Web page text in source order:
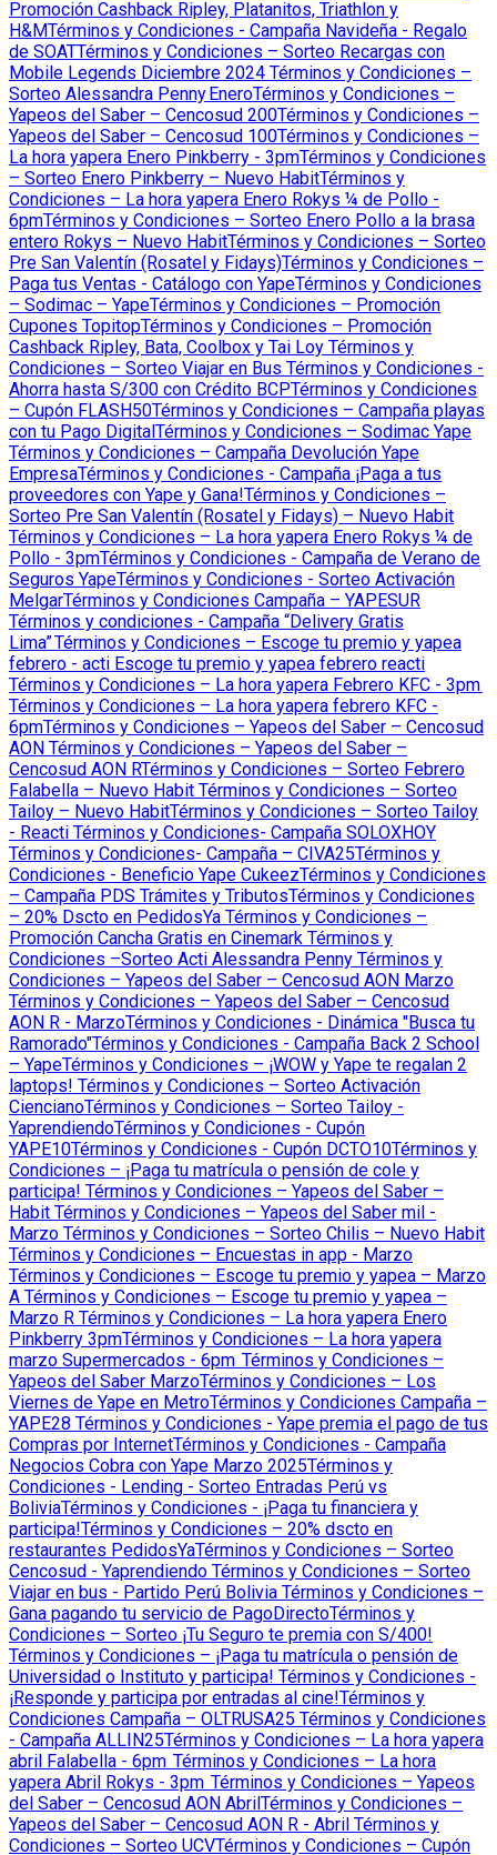
Promoción Cashback Ripley, Platanitos, Triathlon y
H&MTérminos y Condiciones - Campaña Navideña - Regalo
de SOATTérminos y Condiciones – Sorteo Recargas con
Mobile Legends Diciembre 2024 Términos y Condiciones –
Sorteo Alessandra Penny EneroTérminos y Condiciones –
Yapeos del Saber – Cencosud 200Términos y Condiciones –
Yapeos del Saber – Cencosud 100Términos y Condiciones –
La hora yapera Enero Pinkberry - 3pmTérminos y Condiciones
– Sorteo Enero Pinkberry – Nuevo HabitTérminos y
Condiciones – La hora yapera Enero Rokys ¼ de Pollo -
6pmTérminos y Condiciones – Sorteo Enero Pollo a la brasa
entero Rokys – Nuevo HabitTérminos y Condiciones – Sorteo
Pre San Valentín (Rosatel y Fidays)Términos y Condiciones –
Paga tus Ventas - Catálogo con YapeTérminos y Condiciones
– Sodimac – YapeTérminos y Condiciones – Promoción
Cupones TopitopTérminos y Condiciones – Promoción
Cashback Ripley, Bata, Coolbox y Tai Loy Términos y
Condiciones – Sorteo Viajar en Bus Términos y Condiciones -
Ahorra hasta S/300 con Crédito BCPTérminos y Condiciones
– Cupón FLASH50Términos y Condiciones – Campaña playas
con tu Pago DigitalTérminos y Condiciones – Sodimac Yape
Términos y Condiciones – Campaña Devolución Yape
EmpresaTérminos y Condiciones - Campaña ¡Paga a tus
proveedores con Yape y Gana!Términos y Condiciones –
Sorteo Pre San Valentín (Rosatel y Fidays) – Nuevo Habit
Términos y Condiciones – La hora yapera Enero Rokys ¼ de
Pollo - 3pmTérminos y Condiciones - Campaña de Verano de
Seguros YapeTérminos y Condiciones - Sorteo Activación
MelgarTérminos y Condiciones Campaña – YAPESUR
Términos y condiciones - Campaña “Delivery Gratis
Lima”Términos y Condiciones – Escoge tu premio y yapea
febrero - acti Escoge tu premio y yapea febrero reacti
Términos y Condiciones – La hora yapera Febrero KFC - 3pm
Términos y Condiciones – La hora yapera febrero KFC -
6pmTérminos y Condiciones – Yapeos del Saber – Cencosud
AON Términos y Condiciones – Yapeos del Saber –
Cencosud AON RTérminos y Condiciones – Sorteo Febrero
Falabella – Nuevo Habit Términos y Condiciones – Sorteo
Tailoy – Nuevo HabitTérminos y Condiciones – Sorteo Tailoy
- Reacti Términos y Condiciones- Campaña SOLOXHOY
Términos y Condiciones- Campaña – CIVA25Términos y
Condiciones - Beneficio Yape CukeezTérminos y Condiciones
– Campaña PDS Trámites y TributosTérminos y Condiciones
– 20% Dscto en PedidosYa Términos y Condiciones –
Promoción Cancha Gratis en Cinemark Términos y
Condiciones –Sorteo Acti Alessandra Penny Términos y
Condiciones – Yapeos del Saber – Cencosud AON Marzo
Términos y Condiciones – Yapeos del Saber – Cencosud
AON R - MarzoTérminos y Condiciones - Dinámica "Busca tu
Ramorado"Términos y Condiciones - Campaña Back 2 School
– YapeTérminos y Condiciones – ¡WOW y Yape te regalan 2
laptops! Términos y Condiciones – Sorteo Activación
CiencianoTérminos y Condiciones – Sorteo Tailoy -
YaprendiendoTérminos y Condiciones - Cupón
YAPE10Términos y Condiciones - Cupón DCTO10Términos y
Condiciones – ¡Paga tu matrícula o pensión de cole y
participa! Términos y Condiciones – Yapeos del Saber –
Habit Términos y Condiciones – Yapeos del Saber mil -
Marzo Términos y Condiciones – Sorteo Chilis – Nuevo Habit
Términos y Condiciones – Encuestas in app - Marzo
Términos y Condiciones – Escoge tu premio y yapea – Marzo
A Términos y Condiciones – Escoge tu premio y yapea –
Marzo R Términos y Condiciones – La hora yapera Enero
Pinkberry 3pmTérminos y Condiciones – La hora yapera
marzo Supermercados - 6pm Términos y Condiciones –
Yapeos del Saber MarzoTérminos y Condiciones – Los
Viernes de Yape en MetroTérminos y Condiciones Campaña –
YAPE28 Términos y Condiciones - Yape premia el pago de tus
Compras por InternetTérminos y Condiciones - Campaña
Negocios Cobra con Yape Marzo 2025Términos y
Condiciones - Lending - Sorteo Entradas Perú vs
BoliviaTérminos y Condiciones - ¡Paga tu financiera y
participa!Términos y Condiciones – 20% dscto en
restaurantes PedidosYaTérminos y Condiciones – Sorteo
Cencosud - Yaprendiendo Términos y Condiciones – Sorteo
Viajar en bus - Partido Perú Bolivia Términos y Condiciones –
Gana pagando tu servicio de PagoDirectoTérminos y
Condiciones – Sorteo ¡Tu Seguro te premia con S/400!
Términos y Condiciones – ¡Paga tu matrícula o pensión de
Universidad o Instituto y participa! Términos y Condiciones -
¡Responde y participa por entradas al cine!Términos y
Condiciones Campaña – OLTRUSA25 Términos y Condiciones
- Campaña ALLIN25Términos y Condiciones – La hora yapera
abril Falabella - 6pm Términos y Condiciones – La hora
yapera Abril Rokys - 3pm Términos y Condiciones – Yapeos
del Saber – Cencosud AON AbrilTérminos y Condiciones –
Yapeos del Saber – Cencosud AON R - Abril Términos y
Condiciones – Sorteo UCVTérminos y Condiciones – Cupón